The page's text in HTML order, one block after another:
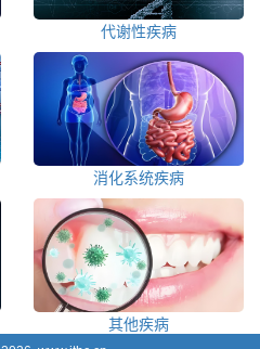
代谢性疾病
消化系统疾病
其他疾病